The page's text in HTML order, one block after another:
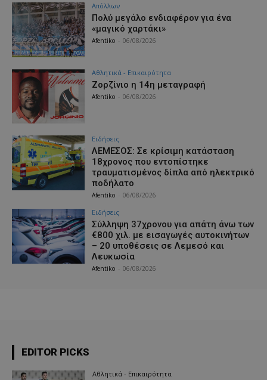
Απόλλων
Πολύ μεγάλο ενδιαφέρον για ένα
«μαγικό χαρτάκι»
Afentiko 06/08/2026
Αθλητικά - Επικαιρότητα
Ζορζίνιο η 14η μεταγραφή
Afentiko 06/08/2026
Ειδήσεις
ΛΕΜΕΣΟΣ: Σε κρίσιμη κατάσταση
18χρονος που εντοπίστηκε
τραυματισμένος δίπλα από ηλεκτρικό
ποδήλατο
Afentiko 06/08/2026
Ειδήσεις
Σύλληψη 37χρονου για απάτη άνω των
€800 χιλ. με εισαγωγές αυτοκινήτων
– 20 υποθέσεις σε Λεμεσό και
Λευκωσία
Afentiko 06/08/2026
EDITOR PICKS
Αθλητικά - Επικαιρότητα